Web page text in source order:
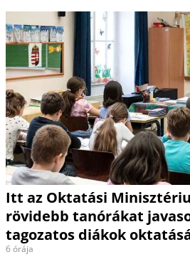
Itt az Oktatási
rövidebb tanórákat
tagozatos diákok
6 órája